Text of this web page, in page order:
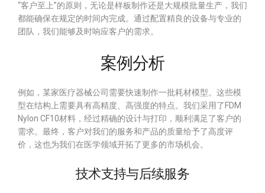
“客户至上”的原则，无论是样板制作还是大规模批量生产，我们
都能确保在规定的时间内完成。通过配置精良的设备与专业的
团队，我们能够及时响应客户的需求。
案例分析
例如，某家医疗器械公司需要快速制作一批耗材模型。这些模
型在结构上需要具有高精度、高强度的特点。我们采用了FDM
Nylon CF10材料，经过精确的设计与打印，顺利满足了客户的
需求。最终，客户对我们的服务和产品的质量给予了高度评
价，这也为我们在医学领域开拓了更多的市场机会。
技术支持与后续服务